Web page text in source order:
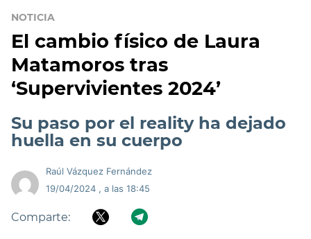
NOTICIA
El cambio físico de Laura
Matamoros tras
‘Supervivientes 2024’
Su paso por el reality ha dejado
huella en su cuerpo
Raúl Vázquez Fernández
19/04/2024 , a las 18:45
Comparte: